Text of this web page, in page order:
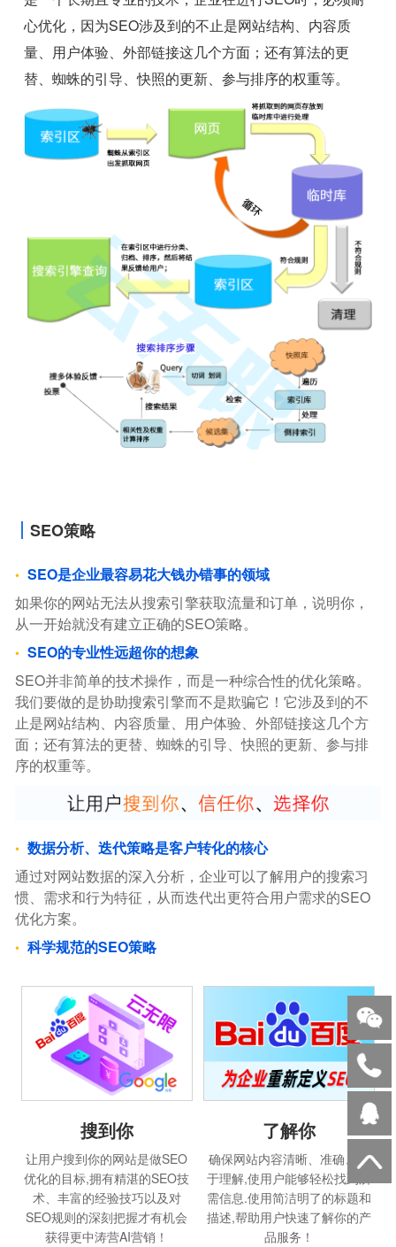
心优化，因为SEO涉及到的不止是网站结构、内容质
量、用户体验、外部链接这几个方面；还有算法的更
替、蜘蛛的引导、快照的更新、参与排序的权重等。
SEO策略
SEO是企业最容易花大钱办错事的领域
如果你的网站无法从搜索引擎获取流量和订单，说明你，
从一开始就没有建立正确的SEO策略。
SEO的专业性远超你的想象
SEO并非简单的技术操作，而是一种综合性的优化策略。
我们要做的是协助搜索引擎而不是欺骗它！它涉及到的不
止是网站结构、内容质量、用户体验、外部链接这几个方
面；还有算法的更替、蜘蛛的引导、快照的更新、参与排
序的权重等。
数据分析、迭代策略是客户转化的核心
通过对网站数据的深入分析，企业可以了解用户的搜索习
惯、需求和行为特征，从而迭代出更符合用户需求的SEO
优化方案。
科学规范的SEO策略
搜到你
让用户搜到你的网站是做SEO
优化的目标,拥有精湛的SEO技
术、丰富的经验技巧以及对
SEO规则的深刻把握才有机会
获得更中涛营AI营销！
了解你
确保网站内容清晰、准确、易
于理解,使用户能够轻松找到所
需信息.使用简洁明了的标题和
描述,帮助用户快速了解你的产
品服务！